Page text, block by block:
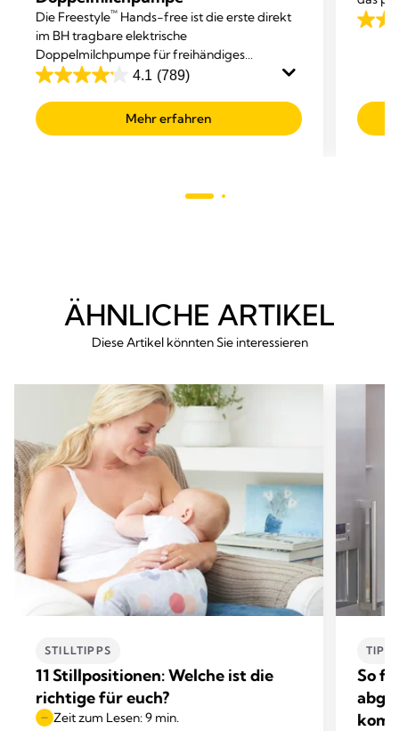
Die Freestyle™ Hands-free ist die erste direkt
im BH tragbare elektrische
Doppelmilchpumpe für freihändiges
Abpumpen von Medela.
4.1 (789)
4.1
von
5
Mehr erfahren
Stillzeit.
4.0
223
ÄHNLICHE ARTIKEL
Diese Artikel könnten Sie interessieren
STILLTIPPS
11 Stillpositionen: Welche ist die
richtige für euch?
Zeit zum Lesen: 9 min.
So